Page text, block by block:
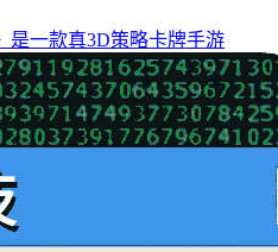
是一款真3D策略卡牌手游